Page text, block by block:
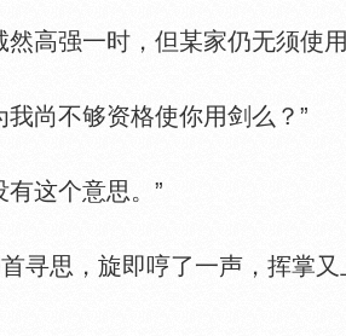
高强一时，但某家仍无须使用
尚不够资格使你用剑么？”
这个意思。”
思，旋即哼了一声，挥掌又